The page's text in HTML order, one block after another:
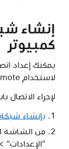
إنشاء
كمبيوتر
لاستخدام Logic Remote.
لإجراء الاتصال
بإنشاء شبكة